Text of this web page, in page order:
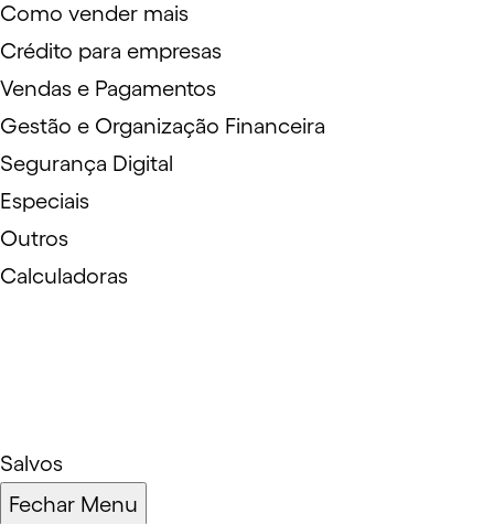
Como vender mais
Crédito para empresas
Vendas e Pagamentos
Gestão e Organização Financeira
Segurança Digital
Especiais
Outros
Calculadoras
Salvos
Fechar Menu